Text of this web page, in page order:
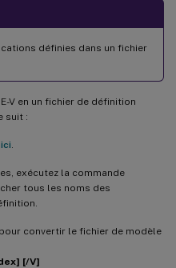
définies dans un fichier
V en un fichier de définition
suit :
ici
exécutez la commande
tous les noms des
convertir le fichier de modèle
[/V]